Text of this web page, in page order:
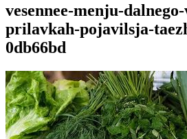
vesennee-menju-
prilavkah-pojavilsja-
0db66bd